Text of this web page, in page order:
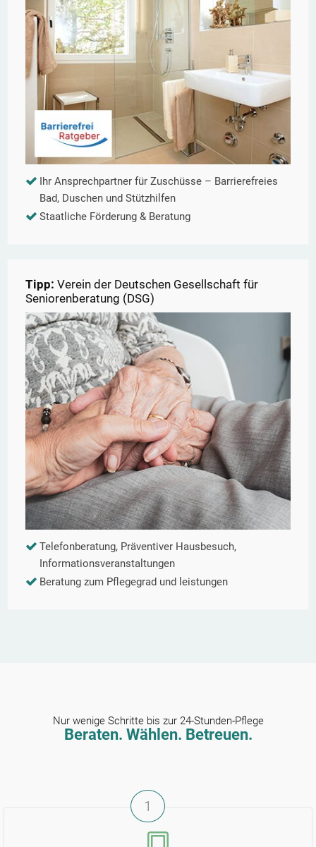
Ihr Ansprechpartner für Zuschüsse – Barrierefreies
Bad, Duschen und Stützhilfen
Staatliche Förderung & Beratung
Tipp: Verein der Deutschen Gesellschaft für
Seniorenberatung (DSG)
Telefonberatung, Präventiver Hausbesuch,
Informationsveranstaltungen
Beratung zum Pflegegrad und leistungen
Nur wenige Schritte bis zur 24-Stunden-Pflege
Beraten. Wählen. Betreuen.
1